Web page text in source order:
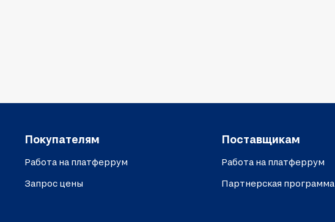
Покупателям
Работа на платферрум
Запрос цены
Поставщикам
Работа на платферрум
Партнерская программа